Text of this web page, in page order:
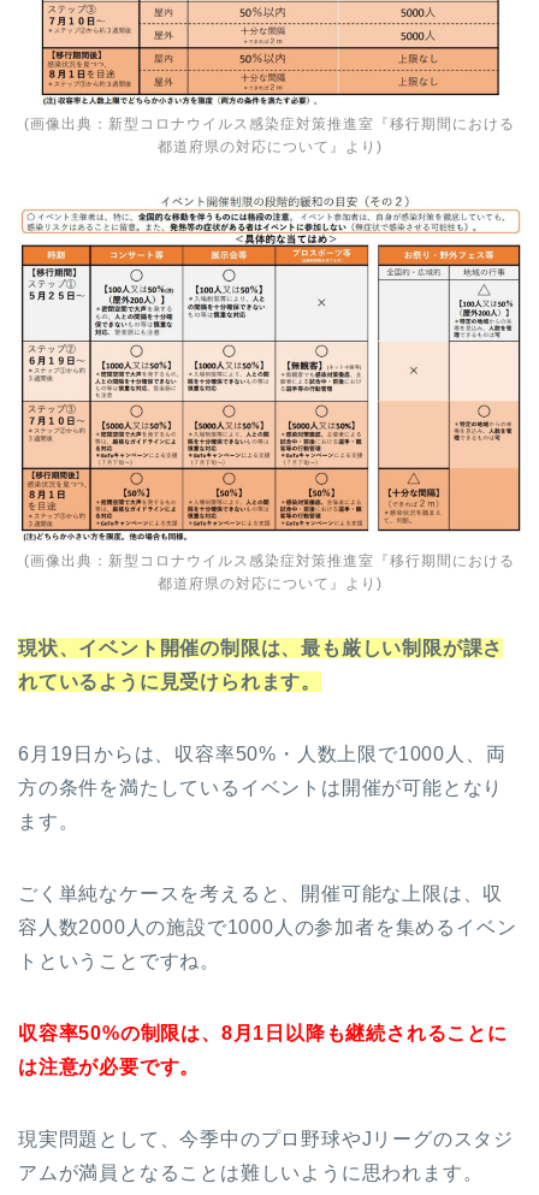
(画像出典： 新型コロナウイルス感染症対策推進室『移行期間における
都道府県の対応について』
より)
(画像出典： 新型コロナウイルス感染症対策推進室『移行期間における
都道府県の対応について』
より)
現状、イベント開催の制限は、最も厳しい制限が課さ
れているように見受けられます。
6月19日からは、収容率50%・人数上限で1000人、両
方の条件を満たしているイベントは開催が可能となり
ます。
ごく単純なケースを考えると、開催可能な上限は、収
容人数2000人の施設で1000人の参加者を集めるイベン
トということですね。
収容率50%の制限は、8月1日以降も継続されることに
は注意が必要です。
現実問題として、今季中のプロ野球やJリーグのスタジ
アムが満員となることは難しいように思われます。